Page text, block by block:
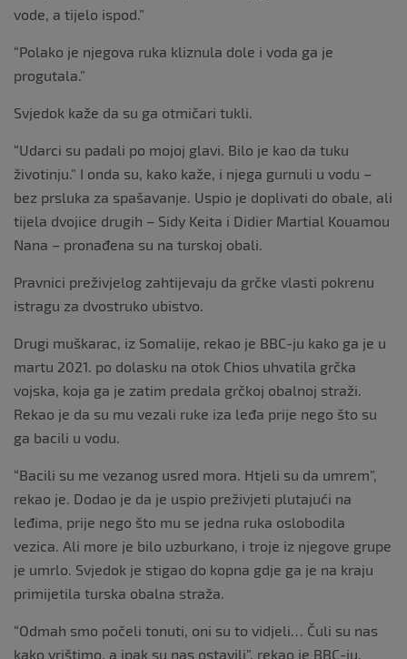
vode, a tijelo ispod.”
“Polako je njegova ruka kliznula dole i voda ga je
progutala.”
Svjedok kaže da su ga otmičari tukli.
“Udarci su padali po mojoj glavi. Bilo je kao da tuku
životinju.” I onda su, kako kaže, i njega gurnuli u vodu –
bez prsluka za spašavanje. Uspio je doplivati do obale, ali
tijela dvojice drugih – Sidy Keita i Didier Martial Kouamou
Nana – pronađena su na turskoj obali.
Pravnici preživjelog zahtijevaju da grčke vlasti pokrenu
istragu za dvostruko ubistvo.
Drugi muškarac, iz Somalije, rekao je BBC-ju kako ga je u
martu 2021. po dolasku na otok Chios uhvatila grčka
vojska, koja ga je zatim predala grčkoj obalnoj straži.
Rekao je da su mu vezali ruke iza leđa prije nego što su
ga bacili u vodu.
“Bacili su me vezanog usred mora. Htjeli su da umrem”,
rekao je. Dodao je da je uspio preživjeti plutajući na
leđima, prije nego što mu se jedna ruka oslobodila
vezica. Ali more je bilo uzburkano, i troje iz njegove grupe
je umrlo. Svjedok je stigao do kopna gdje ga je na kraju
primijetila turska obalna straža.
“Odmah smo počeli tonuti, oni su to vidjeli… Čuli su nas
kako vrištimo, a ipak su nas ostavili”, rekao je BBC-ju.